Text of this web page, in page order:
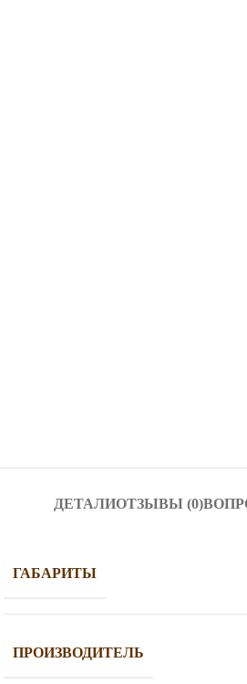
ДЕТАЛИОТЗЫВЫ (0)
ГАБАРИТЫ
ПРОИЗВОДИТЕЛЬ